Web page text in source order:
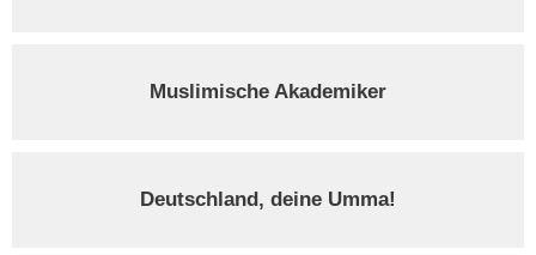
Muslimische Akademiker
Deutschland, deine Umma!